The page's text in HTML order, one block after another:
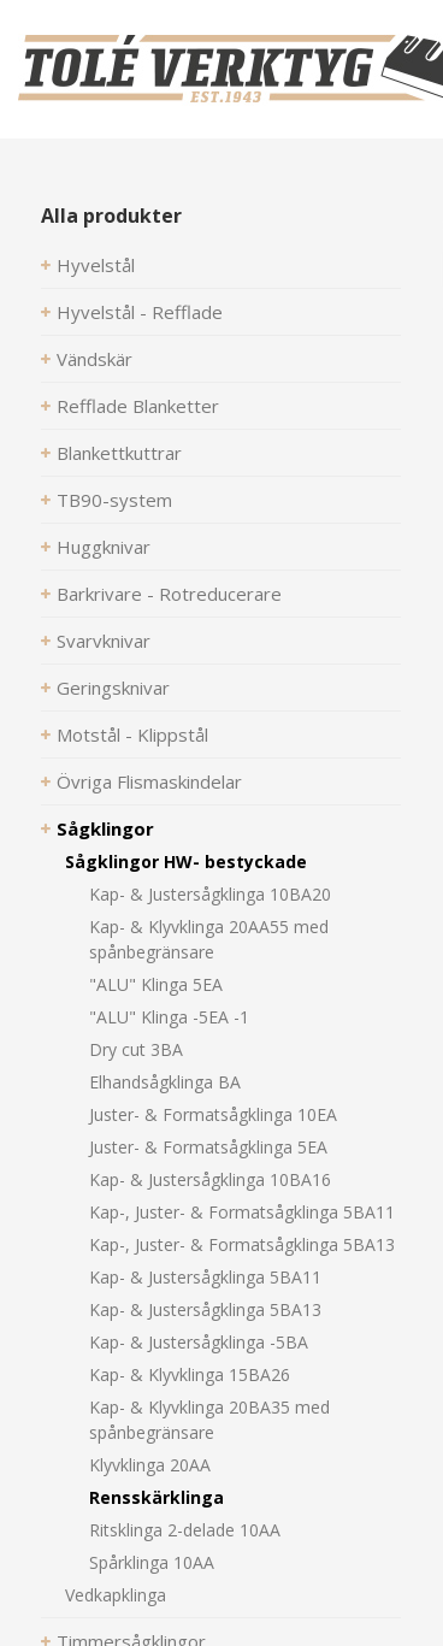
Alla produkter
Hyvelstål
Hyvelstål - Refflade
Vändskär
Refflade Blanketter
Blankettkuttrar
TB90-system
Huggknivar
Barkrivare - Rotreducerare
Svarvknivar
Geringsknivar
Motstål - Klippstål
Övriga Flismaskindelar
Sågklingor
Sågklingor HW- bestyckade
Kap- & Justersågklinga 10BA20
Kap- & Klyvklinga 20AA55 med
spånbegränsare
"ALU" Klinga 5EA
"ALU" Klinga -5EA -1
Dry cut 3BA
Elhandsågklinga BA
Juster- & Formatsågklinga 10EA
Juster- & Formatsågklinga 5EA
Kap- & Justersågklinga 10BA16
Kap-, Juster- & Formatsågklinga 5BA11
Kap-, Juster- & Formatsågklinga 5BA13
Kap- & Justersågklinga 5BA11
Kap- & Justersågklinga 5BA13
Kap- & Justersågklinga -5BA
Kap- & Klyvklinga 15BA26
Kap- & Klyvklinga 20BA35 med
spånbegränsare
Klyvklinga 20AA
Rensskärklinga
Ritsklinga 2-delade 10AA
Spårklinga 10AA
Vedkapklinga
Timmersågklingor